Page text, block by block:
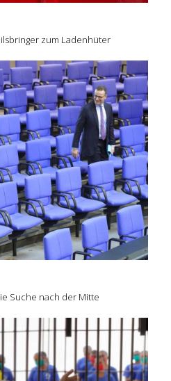
zum Ladenhüter
Suche nach der Mitte